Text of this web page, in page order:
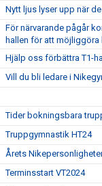
Nytt ljus lyser upp när
För närvarande pågår
hallen för att möjliggöra
Hjälp oss förbättra T1-
Vill du bli ledare i
Tider bokningsbara
Truppgymnastik HT24
Årets
Terminsstart VT2024